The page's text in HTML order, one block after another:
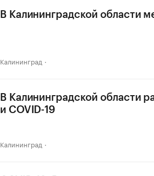
В Калининградской области
Калининград
В Калининградской области
и COVID-19
Калининград